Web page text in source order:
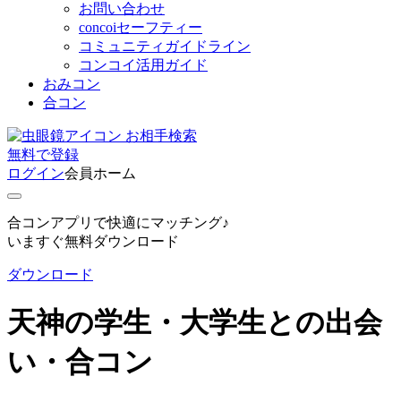
お問い合わせ
concoiセーフティー
コミュニティガイドライン
コンコイ活用ガイド
おみコン
合コン
お相手検索
無料で登録
ログイン会員ホーム
合コンアプリで快適にマッチング♪
いますぐ無料ダウンロード
ダウンロード
天神の学生・大学生との出会
い・合コン